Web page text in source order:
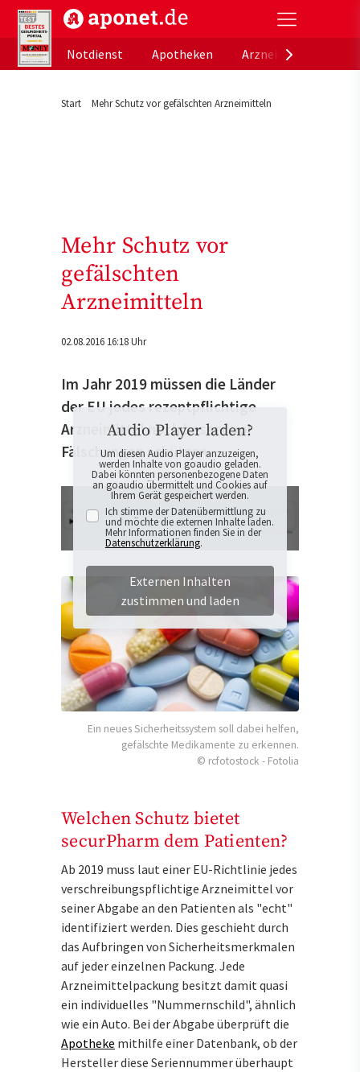
aponet.de - Das offizielle Gesundheitsportal der
Notdienst
Apotheken
Start Mehr Schutz vor gefälschten Arzneimitteln
Mehr Schutz vor
gefälschten
Arzneimitteln
02.08.2016 16:18 Uhr
Im Jahr 2019 müssen die Länder
der EU jedes rezeptpflichtige
Arzneimittel noch besser vor
Fälschungen schützen.
Audio Player laden?
Um diesen Audio Player anzuzeigen,
werden Inhalte von goaudio geladen.
Dabei könnten personenbezogene Daten
an goaudio übermittelt und Cookies auf
Ihrem Gerät gespeichert werden.
Ich stimme der Datenübermittlung zu
und möchte die externen Inhalte laden.
Mehr Informationen finden Sie in der
Datenschutzerklärung.
Externen Inhalten
zustimmen und laden
Ein neues Sicherheitssystem soll dabei helfen,
gefälschte Medikamente zu erkennen.
© rcfotostock - Fotolia
Welchen Schutz bietet
securPharm dem Patienten?
Ab 2019 muss laut einer EU-Richtlinie jedes
verschreibungspflichtige Arzneimittel vor
seiner Abgabe an den Patienten als "echt"
identifiziert werden. Dies geschieht durch
das Aufbringen von Sicherheitsmerkmalen
auf jeder einzelnen Packung. Jede
Arzneimittelpackung besitzt damit quasi
ein individuelles "Nummernschild", ähnlich
wie ein Auto. Bei der Abgabe überprüft die
Apotheke mithilfe einer Datenbank, ob der
Hersteller diese Seriennummer überhaupt